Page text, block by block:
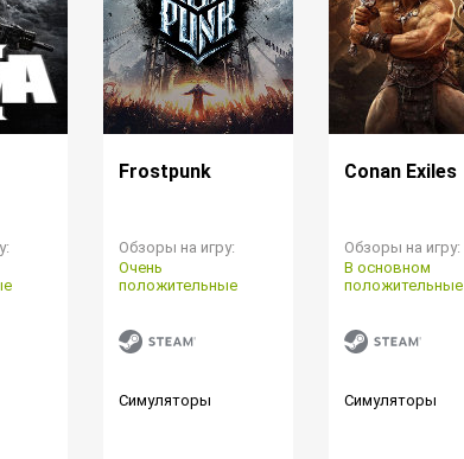
Frostpunk
Обзоры на игру:
Очень
положительные
Симуляторы
Conan Exiles
Обзоры на игру:
В основном
положительные
Симуляторы